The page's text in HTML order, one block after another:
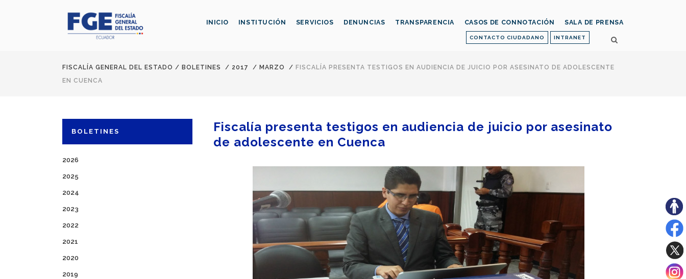
CONTACTO CIUDADANO INTRANET
INICIO INSTITUCIÓN SERVICIOS DENUNCIAS TRANSPARENCIA CASOS DE CONNOTACIÓN SALA DE PRENSA
FISCALÍA GENERAL DEL ESTADO / BOLETINES / 2017 / MARZO / FISCALÍA PRESENTA TESTIGOS EN AUDIENCIA DE JUICIO POR ASESINATO DE ADOLESCENTE
EN CUENCA
BOLETINES
2026
2025
2024
2023
2022
2021
2020
2019
Fiscalía presenta testigos en audiencia de juicio por asesinato
de adolescente en Cuenca